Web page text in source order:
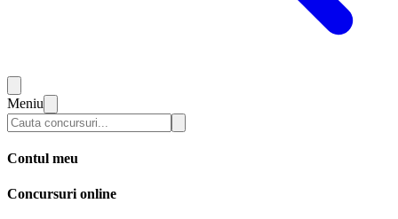
Meniu
Contul meu
Concursuri online